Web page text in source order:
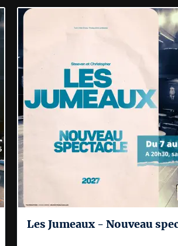
Les Jumeaux - Nouveau